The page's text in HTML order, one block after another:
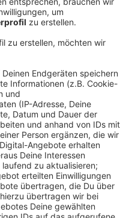
hatten. Die Polizei
17:12
zwei Fällen
hatte eine Frau mit ihrem
Mann auf dem Gehweg
dass er nach
Frau war einfach
Gestern ist außerdem
Straße einem